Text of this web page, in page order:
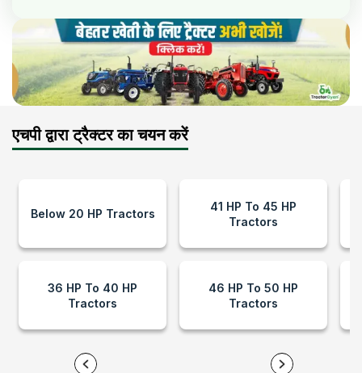
एचपी द्वारा ट्रैक्टर का चयन करें
Below 20 HP Tractors
36 HP To 40 HP
Tractors
41 HP To 45 HP
Tractors
46 HP To 50 HP
Tractors